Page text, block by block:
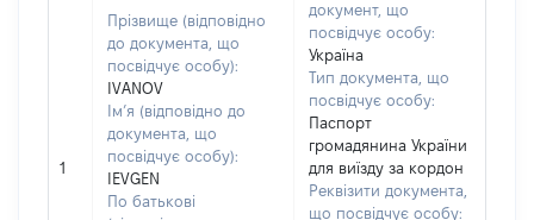
1
Прізвище (відповідно
до документа, що
посвідчує особу):
IVANOV
Ім’я (відповідно до
документа, що
посвідчує особу):
IEVGEN
По батькові
документ, що
посвідчує особу:
Україна
Тип документа, що
посвідчує особу:
Паспорт
громадянина України
для виїзду за кордон
Реквізити документа,
що посвідчує особу: